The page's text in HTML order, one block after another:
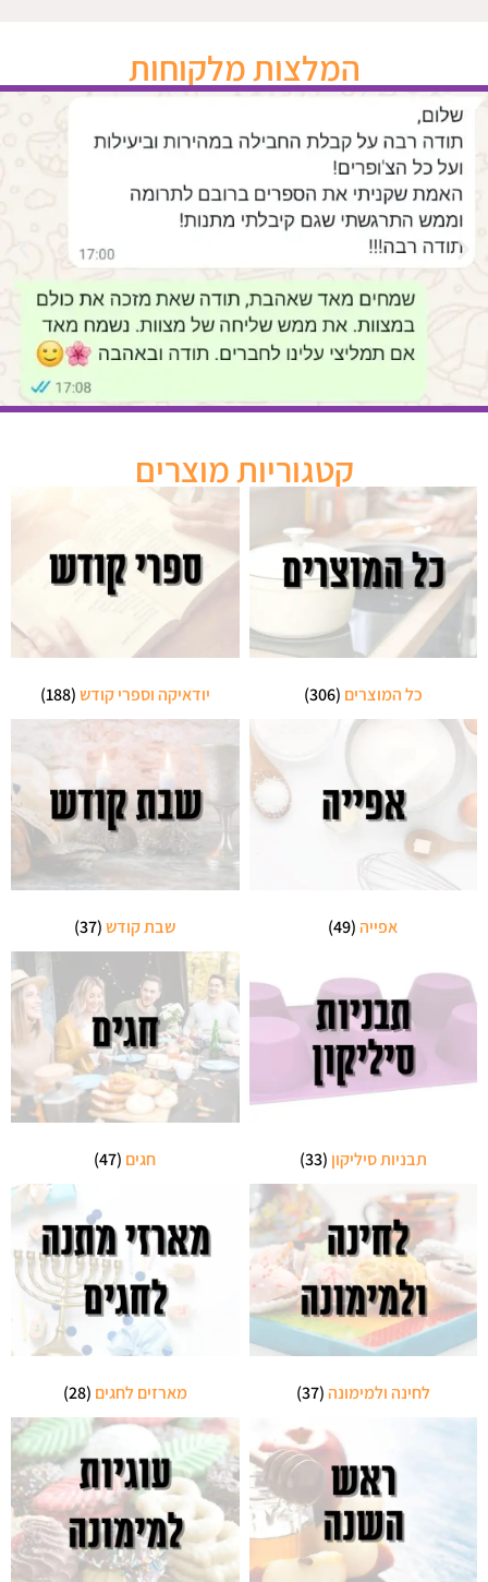
המלצות מלקוחות
קטגוריות מוצרים
כל המוצרים (306) יודאיקה וספרי קודש(188)
אפייה(49) שבת קודש(37)
תבניות סיליקון (33) חגים (47)
לחינה ולמימונה(37) מארזים לחגים (28)